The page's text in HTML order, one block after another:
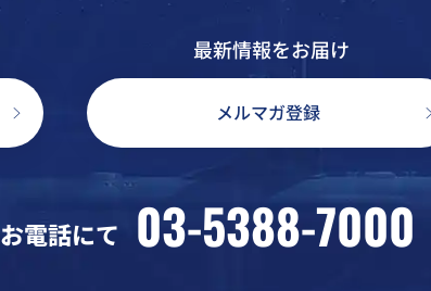
最新情報をお届け
メルマガ登録
電話にて 03-5388-7000